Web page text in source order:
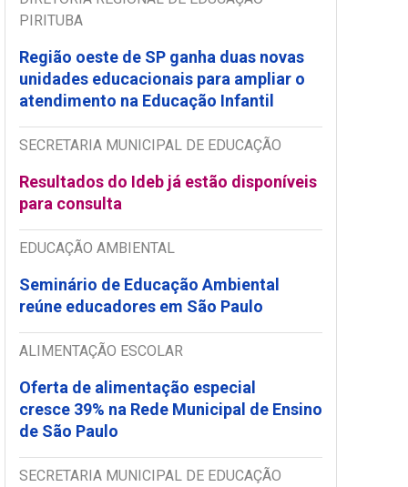
PIRITUBA
Região oeste de SP ganha duas novas
unidades educacionais para ampliar o
atendimento na Educação Infantil
SECRETARIA MUNICIPAL DE EDUCAÇÃO
Resultados do Ideb já estão disponíveis
para consulta
EDUCAÇÃO AMBIENTAL
Seminário de Educação Ambiental
reúne educadores em São Paulo
ALIMENTAÇÃO ESCOLAR
Oferta de alimentação especial
cresce 39% na Rede Municipal de Ensino
de São Paulo
SECRETARIA MUNICIPAL DE EDUCAÇÃO